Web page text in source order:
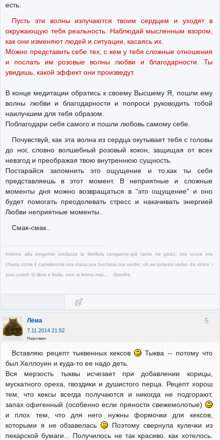
есть.
Пусть эти волны излучаются твоим сердцем и уходят в
окружающую тебя реальность. Наблюдай мысленным взором,
как они изменяют людей и ситуации, касаясь их.
Можно представить себе тех, с кем у тебя сложные отношения
и послать им розовые волны любви и благодарности. Ты
увидишь, какой эффект они произведут.
В конце медитации обратись к своему Высшему Я, пошли ему
волны любви и благодарности и попроси руководить тобой
наилучшим для тебя образом.
Поблагодари себя самого и пошли любовь самому себе.
Почувствуй, как эта волна из сердца окутывает тебя с головы
до ног, словно волшебный розовый кокон, защищая от всех
невзгод и преображая твою внутреннюю сущность.
Постарайся запомнить это ощущение и то,как ты себя
представляешь в этот момент. В неприятные и сложные
моменты дня можно возвращаться в "это ощущение" и оно
будет помогать преодолевать стресс и накачивать энергией
Любви неприятные моменты..
Смак-смак..
Intorno alla sorgente svolazza la libellula cangiante-già tanto ne godo; ora scura ora
chiara,come il camaleonte:ora rossa,ora turchina,ora verde; oh,se potessi veder da vicino i
suoi colori! Si libra e frulla, non si ferma mai.... Goethe
5
Лёма
7.11.2014 21:52
Неактивен
Вставляю рецепт тыквенных кексов
Тыква -- потому что
был Хеллоуин и куда-то ее надо деть.
Вся мерзость тыквы исчезает при добавлении корицы,
мускатного ореха, гвоздики и душистого перца. Рецепт хорош
тем, что кексы всегда получаются и никогда не подгорают,
запах офигенный (особенно если пряности свежемолотые)
и плох тем, что для него нужны формочки для кексов,
которыми я не обзавелась
Поэтому свернула кулечки из
пекарской бумаги... Получилось не так красиво. как хотелось.